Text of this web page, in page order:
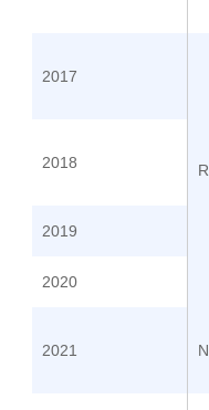
2017
2018
2019
2020
2021